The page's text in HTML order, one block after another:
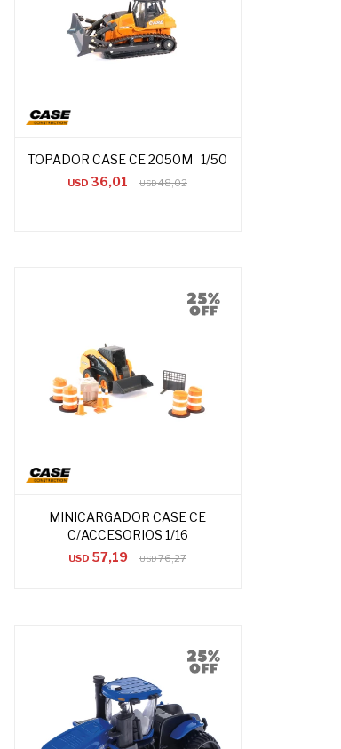
TOPADOR CASE CE 2050M 1/50
USD 36,01 USD48,02
MINICARGADOR CASE CE
C/ACCESORIOS 1/16
USD 57,19 USD76,27